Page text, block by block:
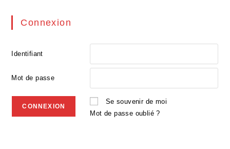
Connexion
Identifiant
Mot de passe
Se souvenir de moi
Mot de passe oublié ?